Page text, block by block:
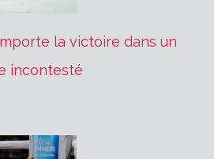
la victoire dans un
incontesté